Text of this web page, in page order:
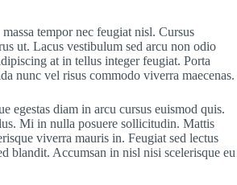
tempor nec feugiat nisl. Cursus
ut. Lacus vestibulum sed arcu non odio
at in tellus integer feugiat. Porta
nunc vel risus commodo viverra maecenas.
egestas diam in arcu cursus euismod quis.
Mi in nulla posuere sollicitudin. Mattis
viverra mauris in. Feugiat sed lectus
blandit. Accumsan in nisl nisi scelerisque eu